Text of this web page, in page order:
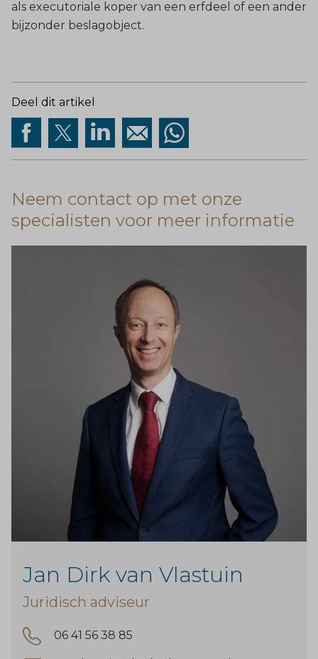
als executoriale koper van een erfdeel of een ander
bijzonder beslagobject.
Deel dit artikel
Neem contact op met onze
specialisten voor meer informatie
Jan Dirk van Vlastuin
Juridisch adviseur
06 41 56 38 85